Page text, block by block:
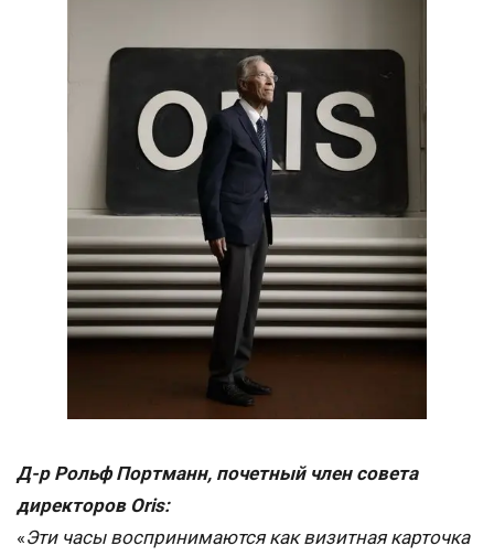
Д-р Рольф Портманн, почетный член совета
директоров Oris:
«Эти часы воспринимаются как визитная карточка